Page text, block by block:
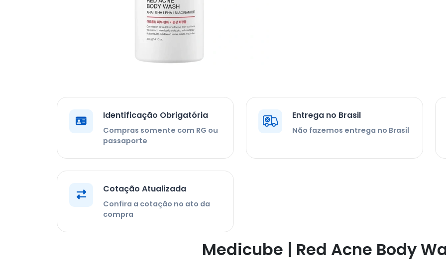
Identificação Obrigatória
Compras somente com RG ou
passaporte
Entrega no Brasil
Não fazemos entrega no Brasil
Cotação Atualizada
Confira a cotação no ato da
compra
Medicube | Red Acne Body